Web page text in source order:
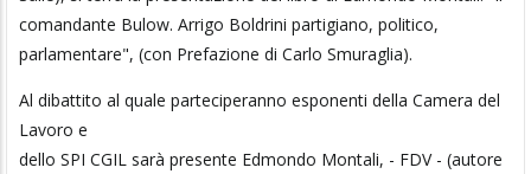
comandante Bulow. Arrigo Boldrini partigiano, politico,
parlamentare", (con Prefazione di Carlo Smuraglia).
Al dibattito al quale parteciperanno esponenti della Camera del
Lavoro e
dello SPI CGIL sarà presente Edmondo Montali, - FDV - (autore